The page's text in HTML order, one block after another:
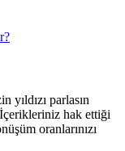
yıldızı parlasın
hak ettiği
oranlarınızı